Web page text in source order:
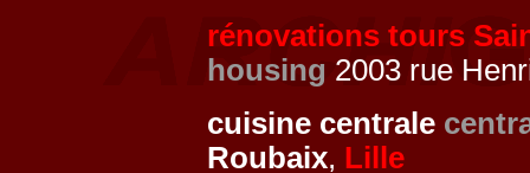
rénovations tours
housing 2003 rue
cuisine centrale
Roubaix, Lille